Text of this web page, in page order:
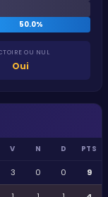
50.0%
OU NUL
Oui
V N D PTS
3 0 0 9